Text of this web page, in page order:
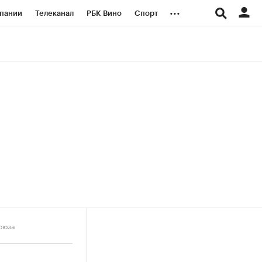
Телеканал РБК Вино Спорт ...